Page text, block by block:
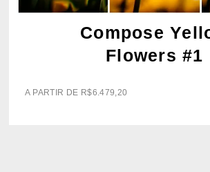
Compose
Flowers #1
A PARTIR DE R$6.479,20